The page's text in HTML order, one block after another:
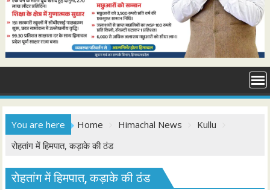
You are here Home Himachal News
Kullu
रोहतांग में हिमपात, कड़ाके की ठंड
रोहतांग में हिमपात, कड़ाके की ठंड